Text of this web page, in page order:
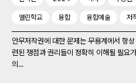
열린학교 융합 융합예술 저
안무저작권에 대한 문제는 무용계에서 항
련된 쟁점과 권리들이 정확히 이해될 필요
의...